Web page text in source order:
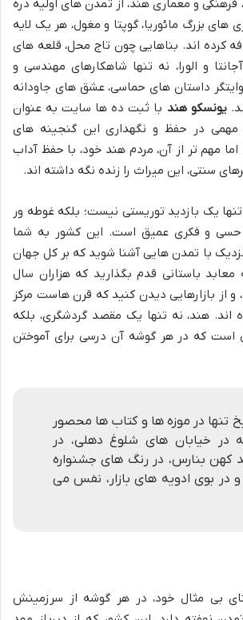
فرهنگی و معماری هند، از تمدن های اولیه دره
های بزرگ مائوریا، گوپتا و مغول، هر یک لایه
کرده اند. بناهایی چون تاج محل، قلعه های
و الورا، نه تنها شاهکارهای مهندسی و
داستان های حماسی، عشق های جاودانه
یونسکو هند با ثبت ده ها سایت به عنوان
مهمی در حفظ و نگهداری این گنجینه های
اما مهم تر از آن، مردم هند خود، با حفظ آداب
سنتی، این میراث را زنده نگه داشته اند.
تنها یک بازدید توریستی نیست؛ بلکه غوطه ور
و فکری عمیق است. این کشور به شما
با تمدن هایی آشنا شوید که بر کل جهان
معابد باستانی قدم بگذارید که هزاران سال
و از بازارهایی دیدن کنید که قرن هاست مرکز
اند. هند، نه تنها یک مقصد گردشگری، بلکه
است که در هر گوشه آن درسی برای آموختن
تنها در موزه ها و کتاب ها محصور
در خیابان های شلوغ دهلی، در
کهن بنارس، در رنگ های جشنواره
در بوی ادویه های بازار، نفس می
بی مثال خود، در هر گوشه از سرزمینش